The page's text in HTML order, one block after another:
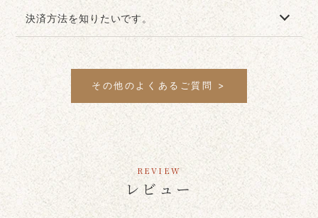
お支払い時に、送り先の地域や重量によってカートに入
れた商品に対し送料が自動計算されます。 送料一覧は
こちら
決済方法を知りたいです。
クレジットカードにてお支払いいただけます。
ご利用いただけるクレジットカードは「Visa /
MasterCard / AMEX」となります。
その他のよくあるご質問 >
REVIEW
レビュー